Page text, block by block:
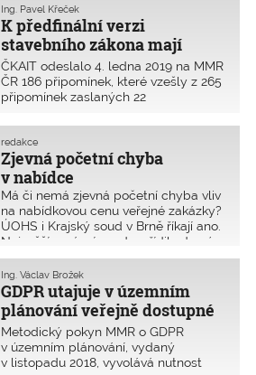
K předfinální verzi
stavebního zákona mají
autorizované osoby zásadní
připomínky
Ing. Pavel Křeček
ČKAIT odeslalo 4. ledna 2019 na MMR
ČR 186 připomínek, které vzešly z 265
připomínek zaslaných 22
odeslaných připomínek se uskutečnilo
ve dnech 4.–8. ledna na MMR ČR.
Ve druhé polovině prosince byla
ČKAIT vyzvána k připomínkování
předfinální verze Věcného záměru
rekodifikace veřejného stavebního
práva, kterou zpracovala Hospodářská
komora ČR.
Zjevná početní chyba
v nabídce
redakce
Má či nemá zjevná početní chyba vliv
na nabídkovou cenu veřejné zakázky?
ÚOHS i Krajský soud v Brně říkají ano.
Nejvyšší správní soud se řídil zdravým
rozumem a řekl, že ne. Zadávací řízení
se tak protáhlo na dlouhých pět let.
GDPR utajuje v územním
plánování veřejně dostupné
informace
Ing. Václav Brožek
Metodický pokyn MMR o GDPR
v územním plánování, vydaný
v listopadu 2018, vyvolává nutnost